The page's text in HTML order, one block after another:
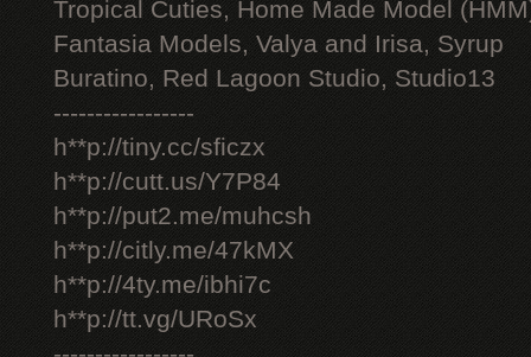
Tropical Cuties, Home Made Model
Fantasia Models, Valya and Irisa, Syrup
Buratino, Red Lagoon Studio, Studio13
-----------------
h**p://tiny.cc/sficzx
h**p://cutt.us/Y7P84
h**p://put2.me/muhcsh
h**p://citly.me/47kMX
h**p://4ty.me/ibhi7c
h**p://tt.vg/URoSx